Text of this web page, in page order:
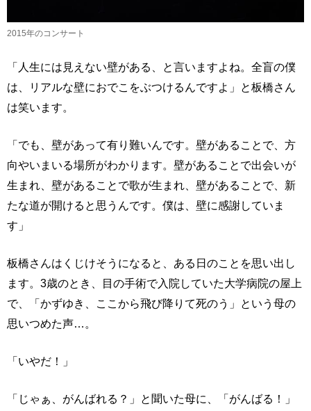
2015年のコンサート
「人生には見えない壁がある、と言いますよね。全盲の僕
は、リアルな壁におでこをぶつけるんですよ」と板橋さん
は笑います。
「でも、壁があって有り難いんです。壁があることで、方
向やいまいる場所がわかります。壁があることで出会いが
生まれ、壁があることで歌が生まれ、壁があることで、新
たな道が開けると思うんです。僕は、壁に感謝していま
す」
板橋さんはくじけそうになると、ある日のことを思い出し
ます。3歳のとき、目の手術で入院していた大学病院の屋上
で、「かずゆき、ここから飛び降りて死のう」という母の
思いつめた声…。
「いやだ！」
「じゃぁ、がんばれる？」と聞いた母に、「がんばる！」